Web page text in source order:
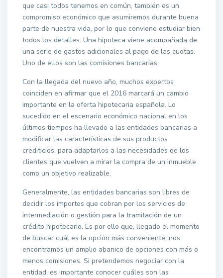
que casi todos tenemos en común, también es un
compromiso económico que asumiremos durante buena
parte de nuestra vida, por lo que conviene estudiar bien
todos los detalles. Una hipoteca viene acompañada de
una serie de gastos adicionales al pago de las cuotas.
Uno de ellos son las comisiones bancarias.
Con la llegada del nuevo año, muchos expertos
coinciden en afirmar que el 2016 marcará un cambio
importante en la oferta hipotecaria española. Lo
sucedido en el escenario económico nacional en los
últimos tiempos ha llevado a las entidades bancarias a
modificar las características de sus productos
crediticios, para adaptarlos a las necesidades de los
clientes que vuelven a mirar la compra de un inmueble
como un objetivo realizable.
Generalmente, las entidades bancarias son libres de
decidir los importes que cobran por los servicios de
intermediación o gestión para la tramitación de un
crédito hipotecario. Es por ello que, llegado el momento
de buscar cuál es la opción más conveniente, nos
encontramos un amplio abanico de opciones con más o
menos comisiones. Si pretendemos negociar con la
entidad, es importante conocer cuáles son las